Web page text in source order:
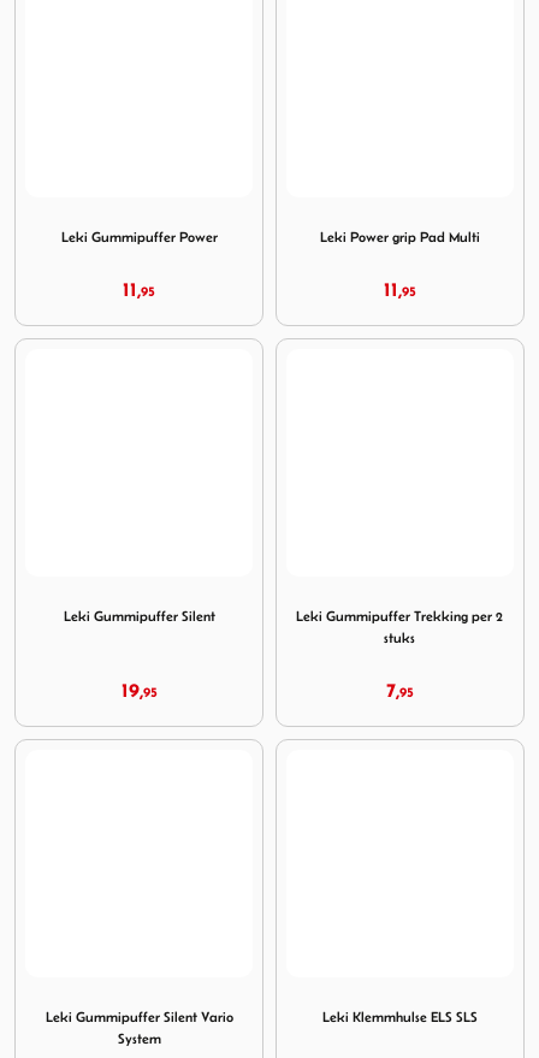
Leki Gummipuffer Power
11,95
Leki Power grip Pad Multi
11,95
Leki Gummipuffer Silent
19,95
Leki Gummipuffer Trekking per 2
stuks
7,95
Leki Gummipuffer Silent Vario
System
Leki Klemmhulse ELS SLS